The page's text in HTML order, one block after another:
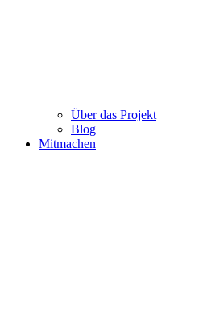
Über das Projekt
Blog
Mitmachen